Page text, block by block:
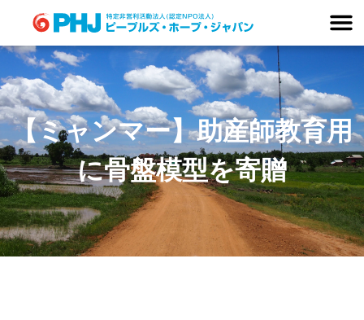
content
【ミャンマー】助産師教育用
に骨盤模型を寄贈